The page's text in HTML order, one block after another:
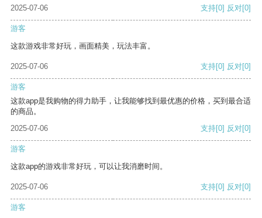
2025-07-06 支持[0] 反对[0]
游客
这款游戏非常好玩，画面精美，玩法丰富。
2025-07-06 支持[0] 反对[0]
游客
这款app是我购物的得力助手，让我能够找到最优惠的价格，买到最合适
的商品。
2025-07-06
支持[0] 反对[0]
游客
这款app的游戏非常好玩，可以让我消磨时间。
2025-07-06 支持[0] 反对[0]
游客